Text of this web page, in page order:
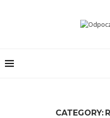
CATEGORY: